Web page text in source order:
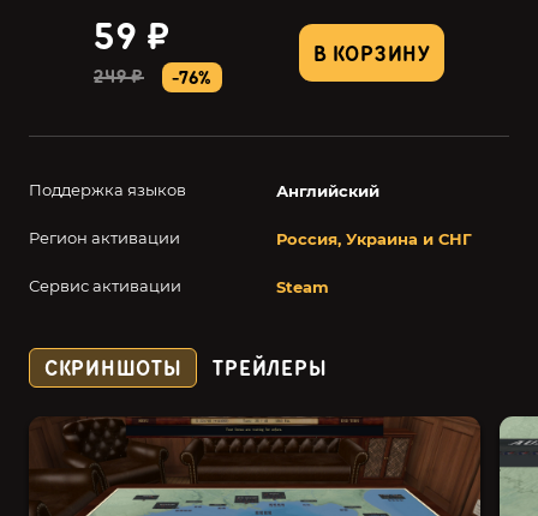
В КОРЗИНУ
59 ₽
249 ₽ -76%
Поддержка языков Английский
Регион активации Россия, Украина и СНГ
Сервис активации Steam
СКРИНШОТЫ ТРЕЙЛЕРЫ